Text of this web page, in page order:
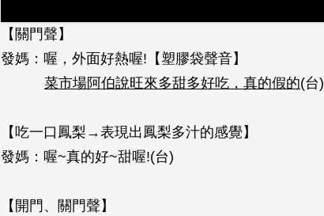
【關門聲】
發媽：喔，外面好熱喔!【塑膠袋聲音】
菜市場阿伯說旺來多甜多好吃，真的假的(台)
【吃一口鳳梨→表現出鳳梨多汁的感覺】
發媽：喔~真的好~甜喔!(台)
【開門、關門聲】